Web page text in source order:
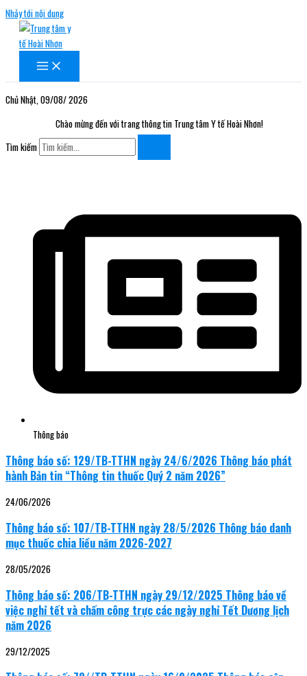
Nhảy tới nội dung
Chủ Nhật, 09/08/ 2026
Chào mừng đến với trang thông tin Trung tâm Y tế Hoài Nhơn!
Tìm kiếm
Thông báo
Thông báo số: 129/TB-TTHN ngày 24/6/2026 Thông báo phát
hành Bản tin “Thông tin thuốc Quý 2 năm 2026”
24/06/2026
Thông báo số: 107/TB-TTHN ngày 28/5/2026 Thông báo danh
mục thuốc chia liều năm 2026-2027
28/05/2026
Thông báo số: 206/TB-TTHN ngày 29/12/2025 Thông báo về
việc nghỉ tết và chấm công trực các ngày nghỉ Tết Dương lịch
năm 2026
29/12/2025